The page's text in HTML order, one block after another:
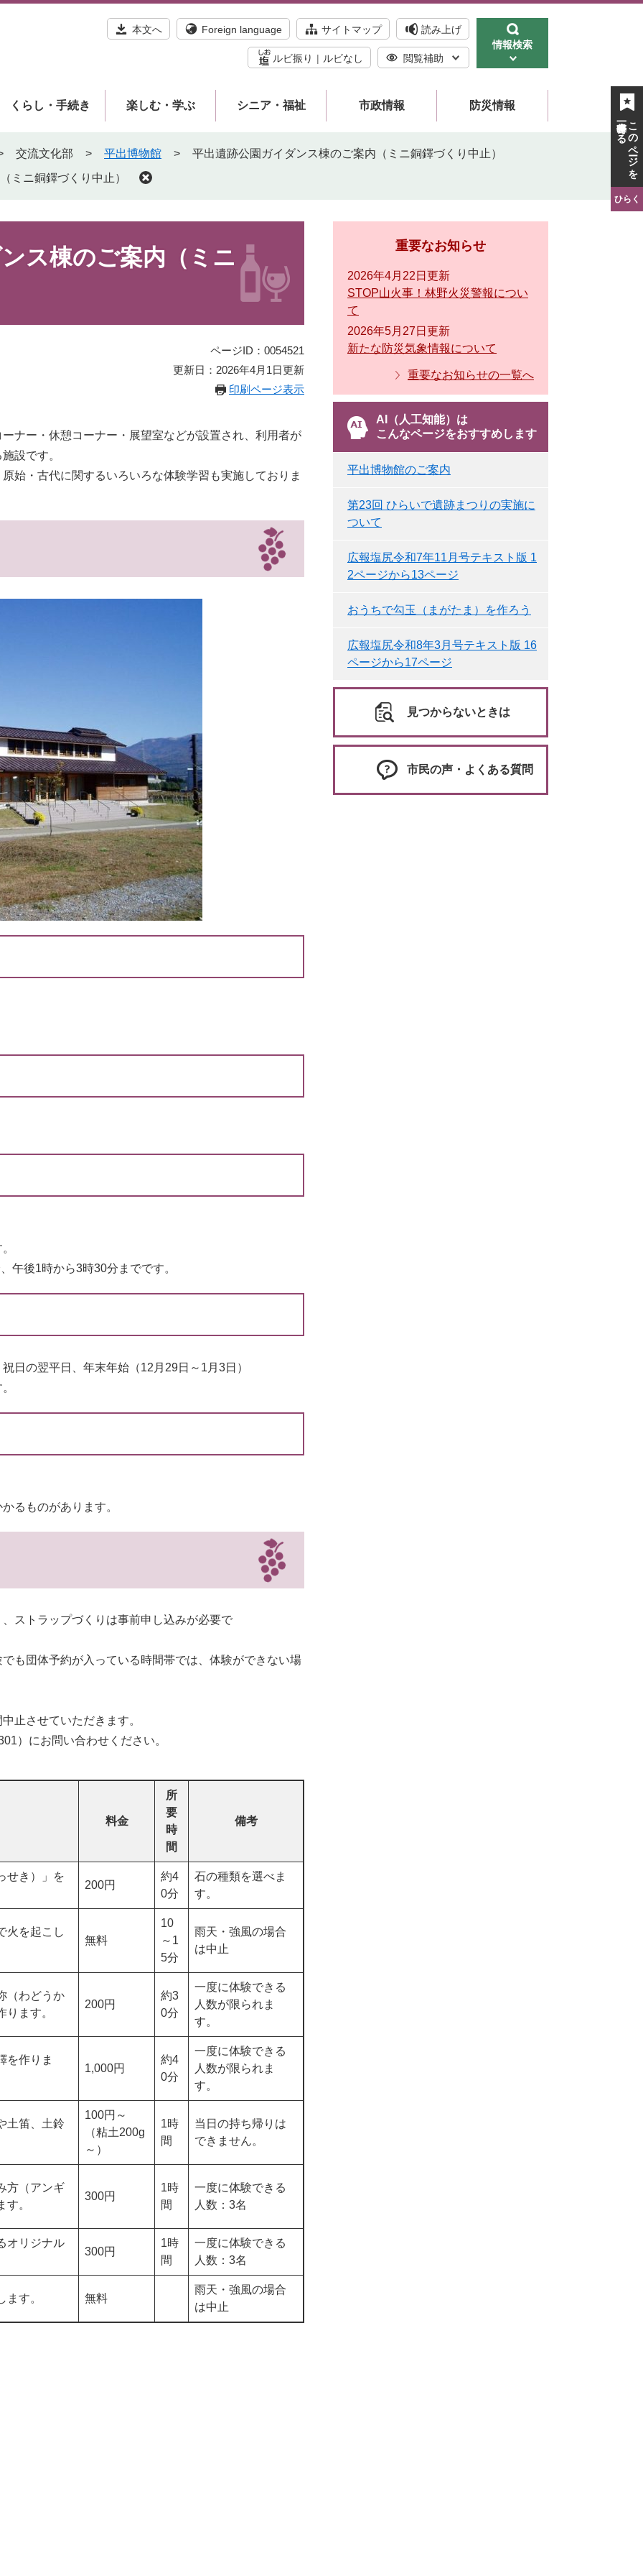
本文へ Foreign language サイトマップ 読み上げ
ルビ振り ルビなし 閲覧補助
情報検索
くらし・手続き 楽しむ・学ぶ シニア・福祉 市政情報 防災情報
交流文化部 > 平出博物館 >
平出遺跡公園ガイダンス棟のご案内（ミニ銅鐸づくり中止）
ミニ銅鐸づくり中止）
ス棟のご案内（ミニ
ページID：0054521
更新日：2026年4月1日更新
印刷ページ表示
ナー・休憩コーナー・展望室などが設置され、利用者が
設です。
始・古代に関するいろいろな体験学習も実施しておりま
午後1時から3時30分までです。
日の翌平日、年末年始（12月29日～1月3日）
るものがあります。
ストラップづくりは事前申し込みが必要で
が入っている時間帯では、体験ができない場
ていただきます。
）にお問い合わせください。
料金
所
要
時
間
備考
せき）」を
200円
約4
0分
石の種類を選べま
す。
火を起こし
無料
10
～1
5分
雨天・強風の場合
は中止
（わどうか
ます。
200円
約3
0分
一度に体験できる
人数が限られま
す。
を作りま
1,000円
約4
0分
一度に体験できる
人数が限られま
す。
土笛、土鈴
100円～
（粘土200g
～）
1時
間
当日の持ち帰りは
できません。
方（アンギ
。
300円
1時
間
一度に体験できる
人数：3名
オリジナル
300円
1時
間
一度に体験できる
人数：3名
す。 無料
雨天・強風の場合
は中止
重要なお知らせ
2026年4月22日更新
STOP山火事！林野火災警報につい
て
2026年5月27日更新
新たな防災気象情報について
重要なお知らせの一覧へ
AI（人工知能）は
こんなページをおすすめします
平出博物館のご案内
第23回 ひらいで遺跡まつりの実施に
ついて
広報塩尻令和7年11月号テキスト版 1
2ページから13ページ
おうちで勾玉（まがたま）を作ろう
広報塩尻令和8年3月号テキスト版 16
ページから17ページ
見つからないときは
市民の声・よくある質問
このページを
一時保存する
ひらく